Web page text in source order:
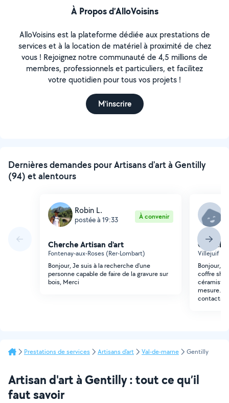
À Propos d’AlloVoisins
AlloVoisins est la plateforme dédiée aux prestations de
services et à la location de matériel à proximité de chez
vous ! Rejoignez notre communauté de 4,5 millions de
membres, professionnels et particuliers, et facilitez
votre quotidien pour tous vos projets !
M'inscrire
Dernières demandes pour Artisans d'art à Gentilly
(94) et alentours
Robin L.
postée à 19:33 À convenir
Cherche Artisan d'art
Fontenay-aux-Roses (Rer-Lombart)
Bonjour, Je suis à la recherche d'une
personne capable de faire de la gravure sur
bois, Merci
Villejuif
Bonjour,
coffre
céramiste
mesure.
contacts
Prestations de services Artisans d'art Val-de-marne Gentilly
Artisan d'art à Gentilly : tout ce qu’il
faut savoir